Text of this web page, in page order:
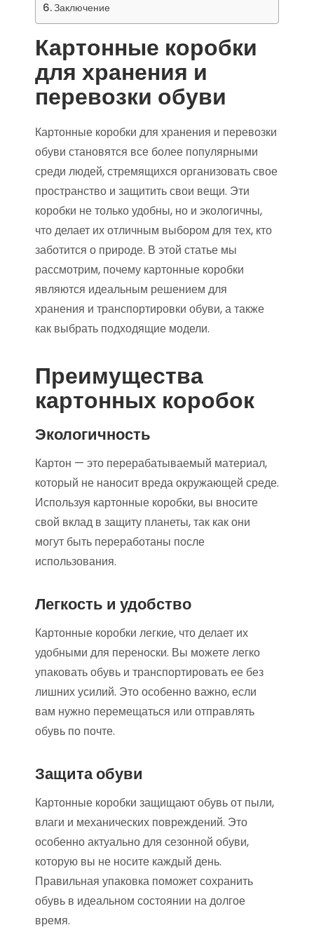
Заключение
Картонные коробки
для хранения и
перевозки обуви
Картонные коробки для хранения и перевозки
обуви становятся все более популярными
среди людей, стремящихся организовать свое
пространство и защитить свои вещи. Эти
коробки не только удобны, но и экологичны,
что делает их отличным выбором для тех, кто
заботится о природе. В этой статье мы
рассмотрим, почему картонные коробки
являются идеальным решением для
хранения и транспортировки обуви, а также
как выбрать подходящие модели.
Преимущества
картонных коробок
Экологичность
Картон — это перерабатываемый материал,
который не наносит вреда окружающей среде.
Используя картонные коробки, вы вносите
свой вклад в защиту планеты, так как они
могут быть переработаны после
использования.
Легкость и удобство
Картонные коробки легкие, что делает их
удобными для переноски. Вы можете легко
упаковать обувь и транспортировать ее без
лишних усилий. Это особенно важно, если
вам нужно перемещаться или отправлять
обувь по почте.
Защита обуви
Картонные коробки защищают обувь от пыли,
влаги и механических повреждений. Это
особенно актуально для сезонной обуви,
которую вы не носите каждый день.
Правильная упаковка поможет сохранить
обувь в идеальном состоянии на долгое
время.